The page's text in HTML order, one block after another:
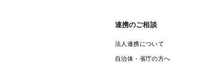
連携のご相談
法人連携について
自治体・省庁の方へ